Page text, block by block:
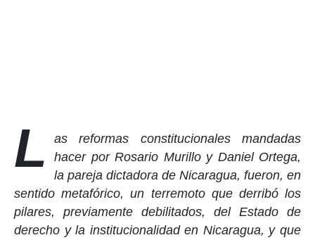
L
as reformas constitucionales mandadas
hacer por Rosario Murillo y Daniel Ortega,
la pareja dictadora de Nicaragua, fueron, en
sentido metafórico, un terremoto que derribó los
pilares, previamente debilitados, del Estado de
derecho y la institucionalidad en Nicaragua, y que